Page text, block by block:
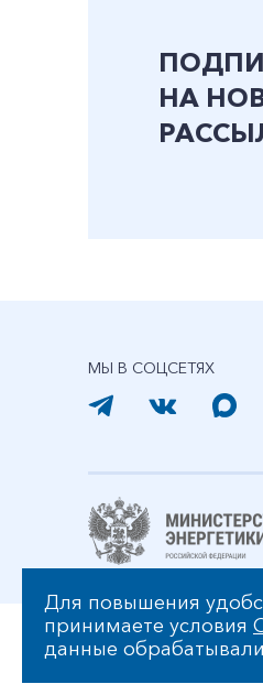
НА
МЫ В СОЦСЕТЯХ
© АО «ДГК» 2006-2026
Политика АО «ДГК» в
Для повышения
принимаете условия
данные